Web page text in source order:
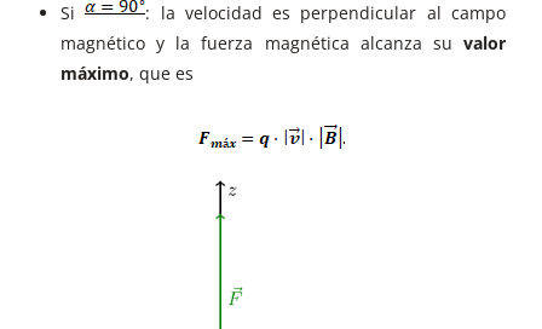
Si
: la velocidad es perpendicular al campo
magnético y la fuerza magnética alcanza su valor
máximo, que es